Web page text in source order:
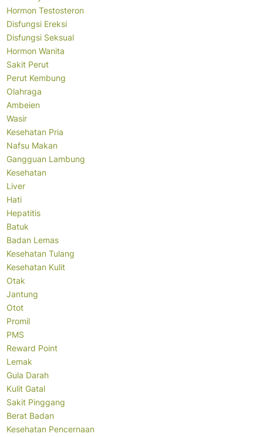
Hormon Testosteron
Disfungsi Ereksi
Disfungsi Seksual
Hormon Wanita
Sakit Perut
Perut Kembung
Olahraga
Ambeien
Wasir
Kesehatan Pria
Nafsu Makan
Gangguan Lambung
Kesehatan
Liver
Hati
Hepatitis
Batuk
Badan Lemas
Kesehatan Tulang
Kesehatan Kulit
Otak
Jantung
Otot
Promil
PMS
Reward Point
Lemak
Gula Darah
Kulit Gatal
Sakit Pinggang
Berat Badan
Kesehatan Pencernaan